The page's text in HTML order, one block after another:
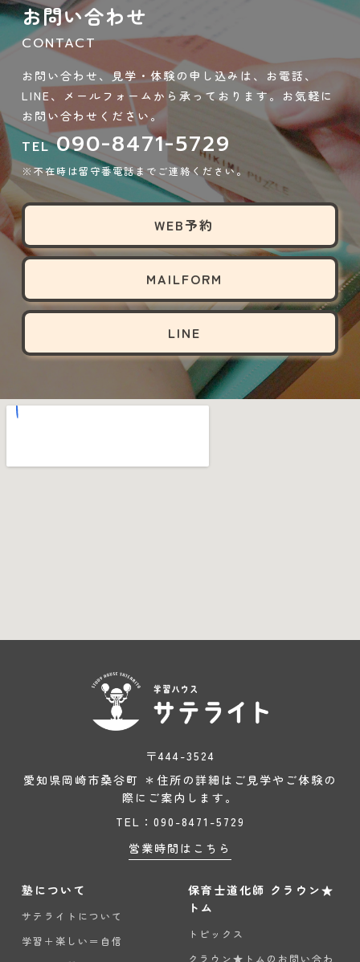
お問い合わせ
CONTACT
お問い合わせ、見学・体験の申し込みは、お電話、
LINE、メールフォームから承っております。お気軽に
お問い合わせください。
TEL090-8471-5729
※不在時は留守番電話までご連絡ください。
WEB予約
MAILFORM
LINE
〒444-3524
愛知県岡崎市桑谷町 ＊住所の詳細はご見学やご体験の
際にご案内します。
TEL：090-8471-5729
営業時間はこちら
塾について
サテライトについて
学習＋楽しい＝自信
保育士道化師 クラウン★
トム
トピックス
クラウン★トムのお問い合わ